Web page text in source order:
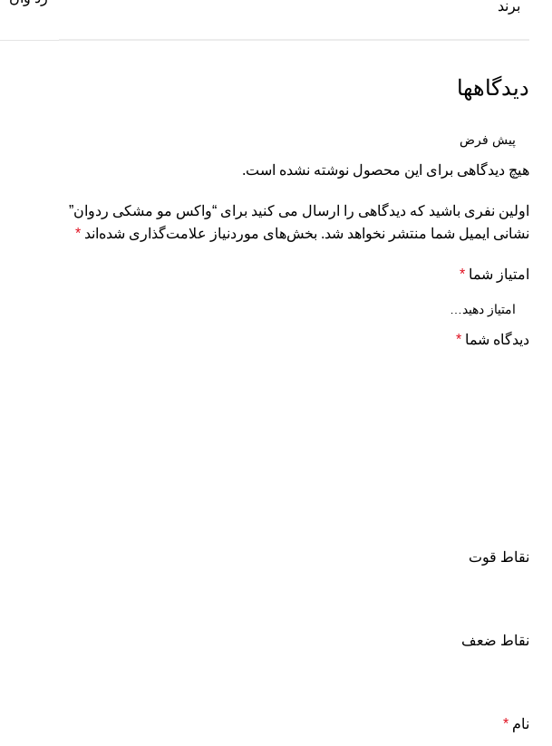
برند
دیدگاهها
هیچ دیدگاهی برای این محصول نوشته نشده است.
اولین نفری باشید که دیدگاهی را ارسال می کنید برای “واکس مو مشکی ردوان”
نشانی ایمیل شما منتشر نخواهد شد. بخش‌های موردنیاز علامت‌گذاری شده‌اند *
امتیاز شما *
دیدگاه شما *
نقاط قوت
نقاط ضعف
نام *